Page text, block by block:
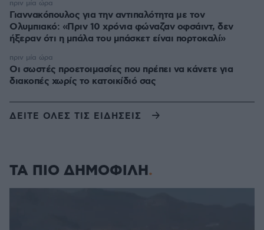
Γιαννακόπουλος για την αντιπαλότητα με τον
Ολυμπιακό: «Πριν 10 χρόνια φώναζαν οφσάιντ, δεν
ήξεραν ότι η μπάλα του μπάσκετ είναι πορτοκαλί»
πριν μία ώρα
Οι σωστές προετοιμασίες που πρέπει να κάνετε για
διακοπές χωρίς το κατοικίδιό σας
πριν μία ώρα
ΔΕΙΤΕ ΟΛΕΣ ΤΙΣ ΕΙΔΗΣΕΙΣ
ΤΑ ΠΙΟ ΔΗΜΟΦΙΛΗ